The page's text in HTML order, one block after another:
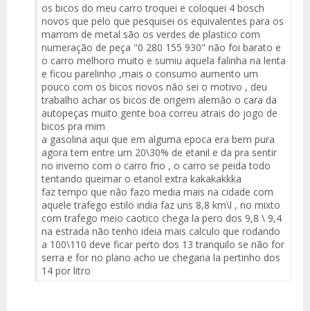
os bicos do meu carro troquei e coloquei 4 bosch
novos que pelo que pesquisei os equivalentes para os
marrom de metal são os verdes de plastico com
numeração de peça "0 280 155 930" não foi barato e
o carro melhoro muito e sumiu aquela falinha na lenta
e ficou parelinho ,mais o consumo aumento um
pouco com os bicos novos não sei o motivo , deu
trabalho achar os bicos de origem alemão o cara da
autopeças muito gente boa correu atrais do jogo de
bicos pra mim
a gasolina aqui que em alguma epoca era bem pura
agora tem entre um 20\30% de etanil e da pra sentir
no inverno com o carro frio , o carro se peida todo
tentando queimar o etanol extra kakakakkka
faz tempo que não fazo media mais na cidade com
aquele trafego estilo india faz uns 8,8 km\l , no mixto
com trafego meio caotico chega la pero dos 9,8 \ 9,4
na estrada não tenho ideia mais calculo que rodando
a 100\110 deve ficar perto dos 13 tranquilo se não for
serra e for no plano acho ue chegaria la pertinho dos
14 por litro